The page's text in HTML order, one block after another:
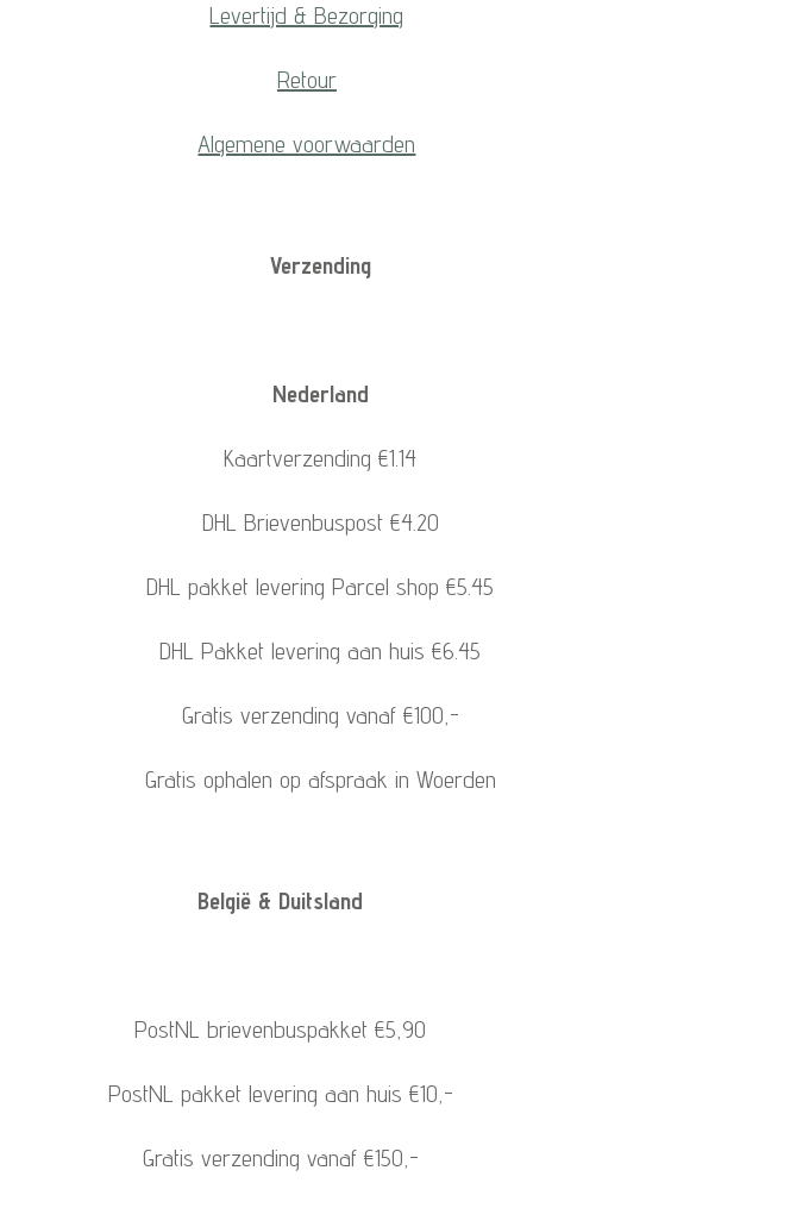
Levertijd & Bezorging
Retour
Algemene voorwaarden
Verzending
Nederland
Kaartverzending €1.14
DHL Brievenbuspost €4.20
DHL pakket levering Parcel shop €5.45
DHL Pakket levering aan huis €6.45
Gratis verzending vanaf €100,-
Gratis ophalen op afspraak in Woerden
België & Duitsland
PostNL brievenbuspakket €5,90
PostNL pakket levering aan huis €10,-
Gratis verzending vanaf €150,-